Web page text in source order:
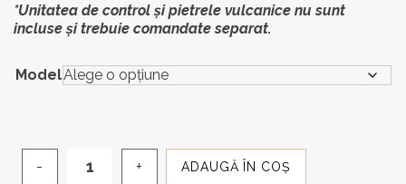
*Unitatea de control și pietrele vulcanice nu sunt
incluse și trebuie comandate separat.
Model
Cantitate
ADAUGĂ ÎN COȘ